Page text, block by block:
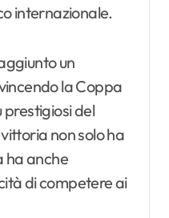
internazionale.
un
la Coppa
prestigiosi del
non solo ha
ha anche
di competere ai